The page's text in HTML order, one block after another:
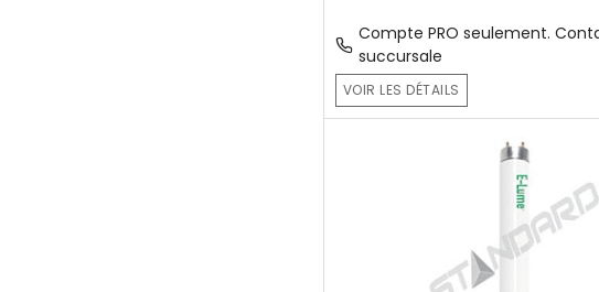
Compte PRO seulement.
succursale
VOIR LES DÉTAILS